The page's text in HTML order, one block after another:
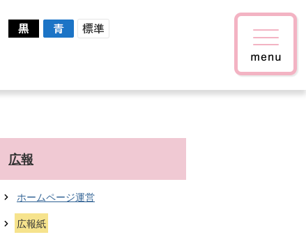
広報
ホームページ運営
広報紙